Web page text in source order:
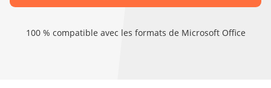
100 % compatible avec les formats de Microsoft Office